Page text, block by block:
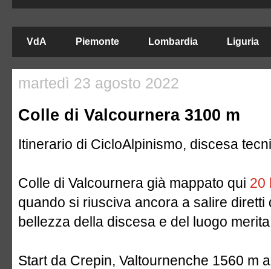
VdA Piemonte Lombardia Liguria
martedì 23 agosto 2022
Colle di Valcournera 3100 m
Itinerario di CicloAlpinismo, discesa
Colle di Valcournera già mappato qui 20
quando si riusciva ancora a salire
bellezza della discesa e del luogo
Start da Crepin, Valtournenche 1560 m